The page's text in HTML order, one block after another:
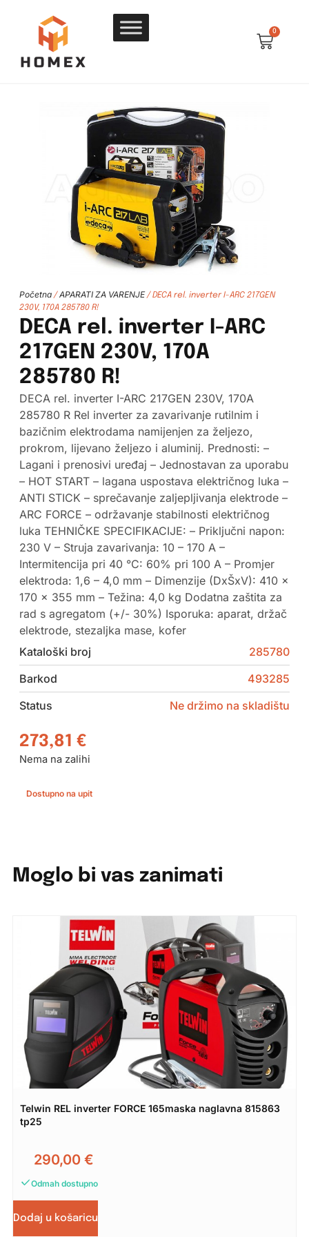
0
Početna/ APARATI ZA VARENJE/ DECA rel. inverter I-ARC 217GEN
230V, 170A 285780 R!
DECA rel. inverter I-ARC
217GEN 230V, 170A
285780 R!
DECA rel. inverter I-ARC 217GEN 230V, 170A
285780 R Rel inverter za zavarivanje rutilnim i
bazičnim elektrodama namijenjen za željezo,
prokrom, lijevano željezo i aluminij. Prednosti: –
Lagani i prenosivi uređaj – Jednostavan za uporabu
– HOT START – lagana uspostava električnog luka –
ANTI STICK – sprečavanje zaljepljivanja elektrode –
ARC FORCE – održavanje stabilnosti električnog
luka TEHNIČKE SPECIFIKACIJE: – Priključni napon:
230 V – Struja zavarivanja: 10 – 170 A –
Intermitencija pri 40 °C: 60% pri 100 A – Promjer
elektroda: 1,6 – 4,0 mm – Dimenzije (DxŠxV): 410 x
170 x 355 mm – Težina: 4,0 kg Dodatna zaštita za
rad s agregatom (+/- 30%) Isporuka: aparat, držač
elektrode, stezaljka mase, kofer
Kataloški broj
285780
Barkod
493285
Status
Ne držimo na skladištu
273,81 €
Nema na zalihi
Dostupno na upit
Moglo bi vas zanimati
Telwin REL inverter FORCE 165maska naglavna 815863
tp25
290,00 €
Odmah dostupno
Dodaj u košaricu